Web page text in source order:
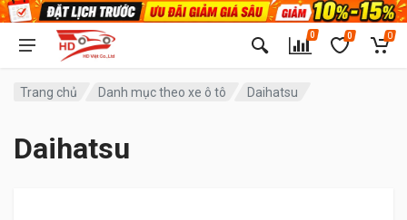
0 0 0
Trang chủ Danh mục theo xe ô tô Daihatsu
Daihatsu